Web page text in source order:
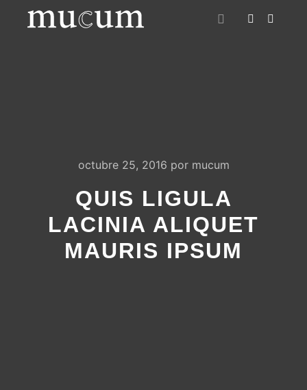
octubre 25, 2016 por mucum
QUIS LIGULA
LACINIA ALIQUET
MAURIS IPSUM